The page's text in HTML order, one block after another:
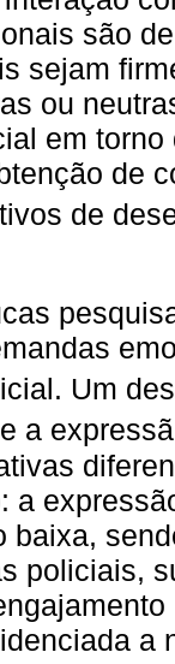
são
sejam
ou
em
de
de
Um
a
a
baixa,
policiais,
a